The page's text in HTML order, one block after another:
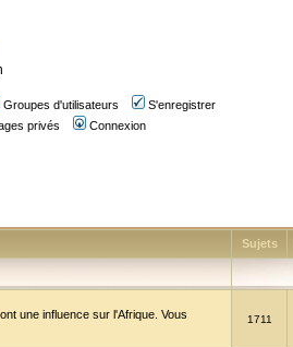
Groupes d'utilisateurs
S'enregistrer
privés Connexion
Sujets
une influence sur l'Afrique. Vous
1711